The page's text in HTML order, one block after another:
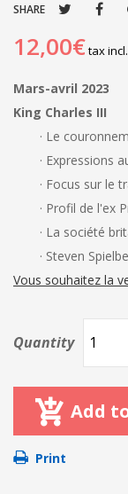
SHARE
12,00€tax incl.
Mars-avril 2023
King Charles III
· Le
· Expressions
· Focus sur le
· Profil de l'ex
· La société
· Steven
Vous souhaitez la
Quantity
Add
Print